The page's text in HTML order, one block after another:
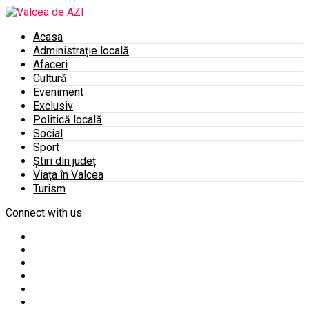
Acasa
Administrație locală
Afaceri
Cultură
Eveniment
Exclusiv
Politică locală
Social
Sport
Știri din județ
Viața în Valcea
Turism
Connect with us